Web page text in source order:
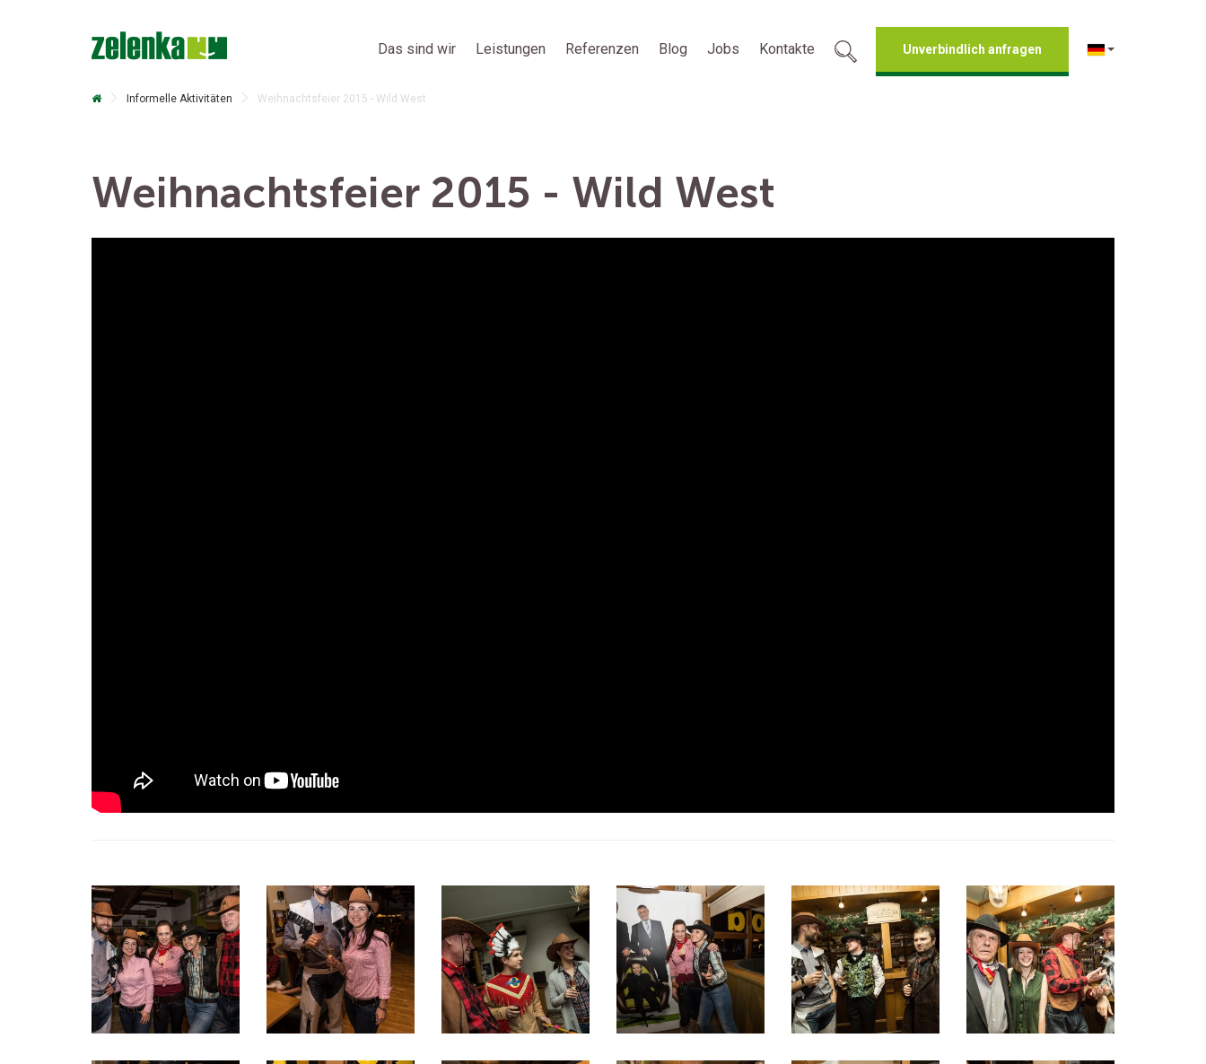
Das sind wir Leistungen Referenzen Blog Jobs Kontakte Unverbindlich anfragen
Informelle Aktivitäten Weihnachtsfeier 2015 - Wild West
Weihnachtsfeier 2015 - Wild West